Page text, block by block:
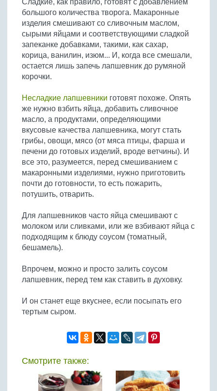
Бобовые
Яйца
Крупы
Сладкие, как правило, готовят с добавлением
большого количества творога. Макаронные
изделия смешивают со сливочным маслом,
сырыми яйцами и соответствующими сладкой
запеканке добавками, такими, как сахар,
корица, ванилин, изюм... И, когда все смешали,
остается лишь запечь лапшевник до румяной
корочки.
Несладкие лапшевники готовят похоже. Опять
же нужно взбить яйца, добавить сливочное
масло, а продуктами, определяющими
вкусовые качества лапшевника, могут стать
грибы, овощи, мясо (от мяса птицы, фарша и
печени до готовых изделий, вроде ветчины). И
все это, разумеется, перед смешиванием с
макаронными изделиями, нужно приготовить
почти до готовности, то есть пожарить,
потушить, отварить.
Для лапшевников часто яйца смешивают с
молоком или сливками, или же взбивают яйца с
подходящим к блюду соусом (томатный,
бешамель).
Впрочем, можно и просто залить соусом
лапшевник, перед тем как ставить в духовку.
И он станет еще вкуснее, если посыпать его
тертым сыром.
Смотрите также: